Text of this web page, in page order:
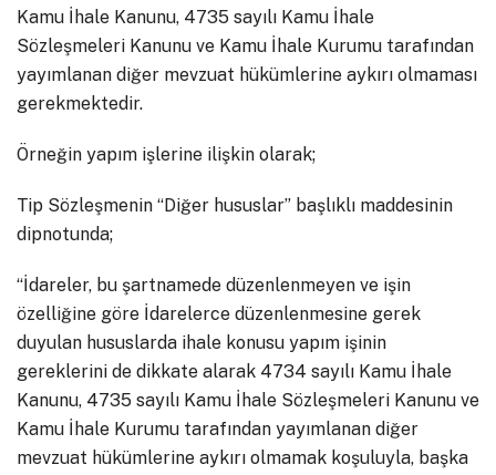
Kamu İhale Kanunu, 4735 sayılı Kamu İhale
Sözleşmeleri Kanunu ve Kamu İhale Kurumu tarafından
yayımlanan diğer mevzuat hükümlerine aykırı olmaması
gerekmektedir.
Örneğin yapım işlerine ilişkin olarak;
Tip Sözleşmenin “Diğer hususlar” başlıklı maddesinin
dipnotunda;
“İdareler, bu şartnamede düzenlenmeyen ve işin
özelliğine göre İdarelerce düzenlenmesine gerek
duyulan hususlarda ihale konusu yapım işinin
gereklerini de dikkate alarak 4734 sayılı Kamu İhale
Kanunu, 4735 sayılı Kamu İhale Sözleşmeleri Kanunu ve
Kamu İhale Kurumu tarafından yayımlanan diğer
mevzuat hükümlerine aykırı olmamak koşuluyla, başka